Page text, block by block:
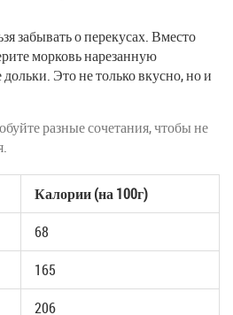
забывать о перекусах. Вместо
морковь нарезанную
Это не только вкусно, но и
разные сочетания, чтобы не
Калории (на 100г)
68
165
206